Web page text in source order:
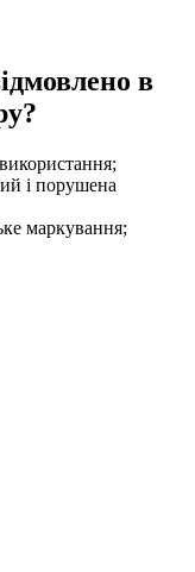
в
і порушена
маркування;